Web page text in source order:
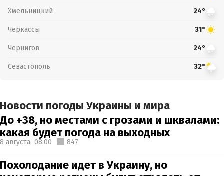
Хмельницкий 24°
Черкассы 31°
Чернигов 24°
Севастополь 32°
Новости погоды Украины и мира
До +38, но местами с грозами и шквалами:
какая будет погода на выходных
8 августа, 08:00 847
Похолодание идет в Украину, но